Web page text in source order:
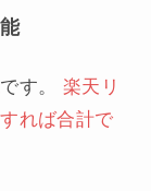
です。 楽天リ
れば合計で